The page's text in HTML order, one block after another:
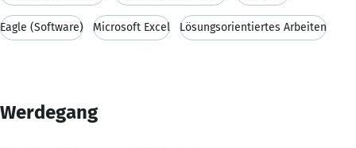
Eagle (Software) Microsoft Excel Lösungsorientiertes Arbeiten
Werdegang